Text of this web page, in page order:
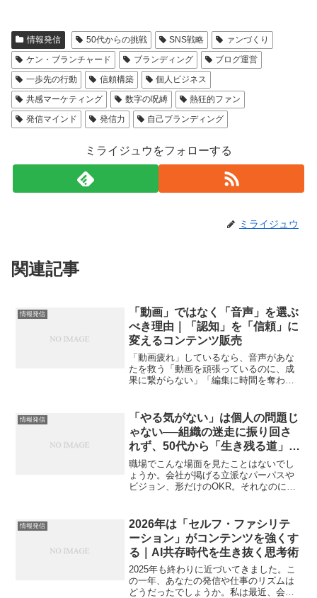
情報発信 50代からの挑戦 SNS戦略
ァンづくり
ケン・ブランチャード
ブランディング
ブログ運営
一歩先の行動
信頼構築
個人ビジネス
共感マーケティング
数字の呪縛
熱狂的ファン
発信マインド
発信力 自己ブランディング
ミライジュウをフォローする
ミライジュウ
関連記事
情報発信
「動画」ではなく「音声」を選ぶ
べき理由｜「認知」を「信頼」に
変えるコンテンツ販売
「動画疲れ」しているなら、音声があな
たを救う「動画を頑張っているのに、成
果に繋がらない」「編集に時間を奪われ
がストレスだ」そんな感覚を抱えている
なら、努力の方向が少しだ...
情報発信
「やる気がない」は個人の問題じ
ゃない──組織の迷走に振り回さ
れず、50代から「生き残る道」を
切り開くための等身大の戦略
職場でこんな場面を見たことはないでし
ょうか。会社が掲げる立派なパーパスや
ビジョン、形だけのOKR。それなのに、
織。そこに向かって経営陣や上司が「も
っとやる気を出せ」「当...
情報発信
2026年は「セルフ・ファシリテ
ーション」がコンテンツを強くす
る｜AI共存時代を生き抜く思考術
2025年も終わりに近づいてきました。こ
の一年、あなたの発信や仕事のリズムは
どうだったでしょうか。私は最近、会社